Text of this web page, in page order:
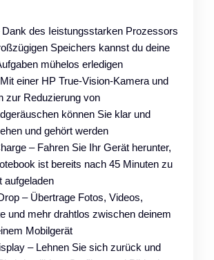
Dank des Ieistungsstarken Prozessors
Speichers kannst du deine
mühelos erledigen
einer HP True-Vision-Kamera und
zur Reduzierung von
können Sie klar und
und gehört werden
– Fahren Sie Ihr Gerät herunter,
ist bereits nach 45 Minuten zu
aufgeladen
– Übertrage Fotos, Videos,
und mehr drahtlos zwischen deinem
Mobilgerät
– Lehnen Sie sich zurück und